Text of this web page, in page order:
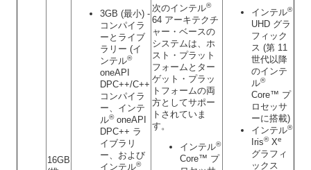
16GB
3GB (最小) -
コンパイラ
ーとライブ
ラリー (イ
ンテル®
oneAPI
DPC++/C++
コンパイラ
ー、インテ
ル®oneAPI
DPC++ ラ
イブラリ
ー、および
インテル®
次のインテル®
64 アーキテクチ
ャー・ベースの
システムは、ホ
スト・プラット
フォームとター
ゲット・プラッ
トフォームの両
方としてサポー
トされていま
す。
インテル®
Core™ プ
インテル®
UHD グラ
フィック
ス (第 11
世代以降
のインテ
ル®
Core™ プ
ロセッサ
ーに搭載)
インテル®
Iris®Xe
グラフィ
ックス